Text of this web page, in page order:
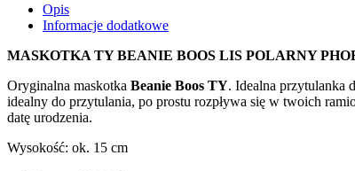
PHOENIX
Opis
Informacje dodatkowe
MASKOTKA TY BEANIE BOOS LIS POLARNY
Oryginalna maskotka Beanie Boos TY. Idealna przytulanka
idealny do przytulania, po prostu rozpływa się w twoich
datę urodzenia.
Wysokość: ok. 15 cm